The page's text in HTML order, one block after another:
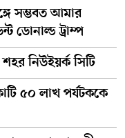
সম্ভবত আমার
ডোনাল্ড ট্রাম্প
শহর নিউইয়র্ক সিটি
৫০ লাখ পর্যটককে